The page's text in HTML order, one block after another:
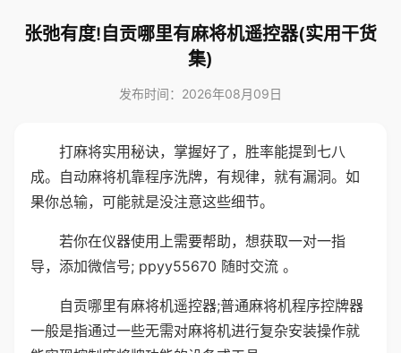
张弛有度!自贡哪里有麻将机遥控器(实用干货
集)
发布时间：2026年08月09日
打麻将实用秘诀，掌握好了，胜率能提到七八
成。自动麻将机靠程序洗牌，有规律，就有漏洞。如
果你总输，可能就是没注意这些细节。
若你在仪器使用上需要帮助，想获取一对一指
导，添加微信号; ppyy55670 随时交流 。
自贡哪里有麻将机遥控器;普通麻将机程序控牌器
一般是指通过一些无需对麻将机进行复杂安装操作就